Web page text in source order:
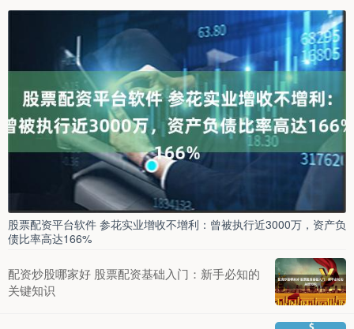
股票配资平台软件 参花实业增收不增利：曾被执行近3000万，资产负
债比率高达166%
配资炒股哪家好 股票配资基础入门：新手必知的
关键知识